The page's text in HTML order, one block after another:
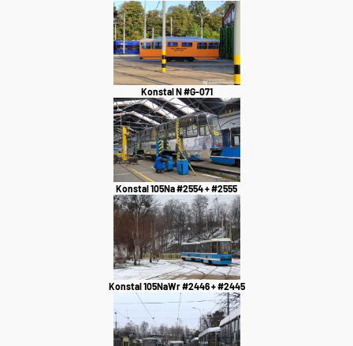
Konstal N #G-071
Konstal 105Na #2554 + #2555
Konstal 105NaWr #2446 + #2445